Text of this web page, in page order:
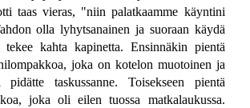
taas vieras, "niin palatkaamme käyntini
olla lyhytsanainen ja suoraan käydä
tekee kahta kapinetta. Ensinnäkin pientä
joka on kotelon muotoinen ja
pidätte taskussanne. Toisekseen pientä
joka oli eilen tuossa matkalaukussa.